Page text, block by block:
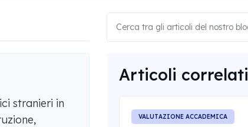
stranieri in
Articoli correlati
VALUTAZIONE ACCADEMICA